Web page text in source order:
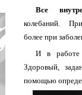
Все
колебаний. При
более при
И в работе
Здоровый,
помощью